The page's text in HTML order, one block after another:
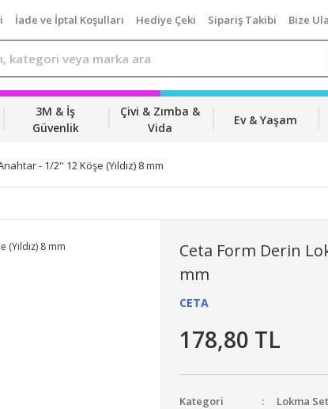
İade ve İptal Koşulları Hediye Çeki Sipariş Takibi Bize
3M & İş
Güvenlik
Çivi & Zımba &
Vida
Ev & Yaşam
- 1/2'' 12 Köşe (Yıldız) 8 mm
Ceta Form Derin
mm
CETA
178,80 TL
Kategori
Lokma